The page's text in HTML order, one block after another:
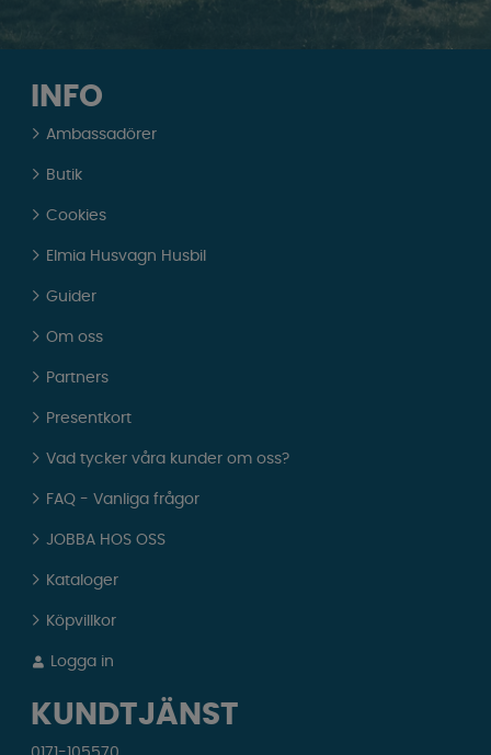
INFO
Ambassadörer
Butik
Cookies
Elmia Husvagn Husbil
Guider
Om oss
Partners
Presentkort
Vad tycker våra kunder om oss?
FAQ - Vanliga frågor
JOBBA HOS OSS
Kataloger
Köpvillkor
Logga in
KUNDTJÄNST